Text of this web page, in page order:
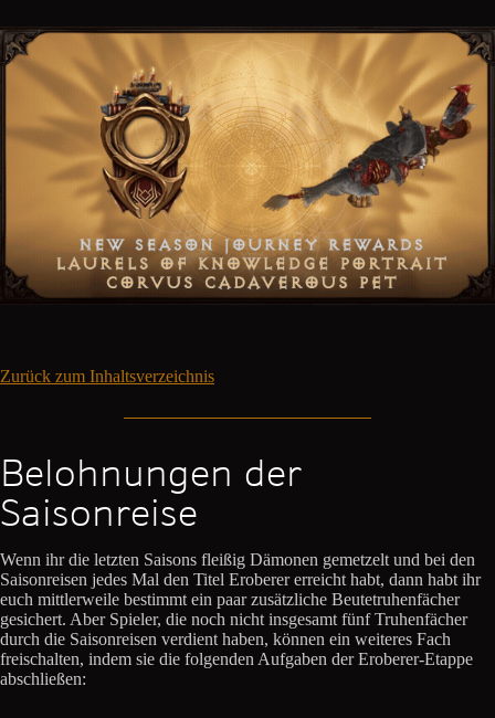
Zurück zum Inhaltsverzeichnis
Belohnungen der
Saisonreise
Wenn ihr die letzten Saisons fleißig Dämonen gemetzelt und bei den
Saisonreisen jedes Mal den Titel Eroberer erreicht habt, dann habt ihr
euch mittlerweile bestimmt ein paar zusätzliche Beutetruhenfächer
gesichert. Aber Spieler, die noch nicht insgesamt fünf Truhenfächer
durch die Saisonreisen verdient haben, können ein weiteres Fach
freischalten, indem sie die folgenden Aufgaben der Eroberer-Etappe
abschließen: